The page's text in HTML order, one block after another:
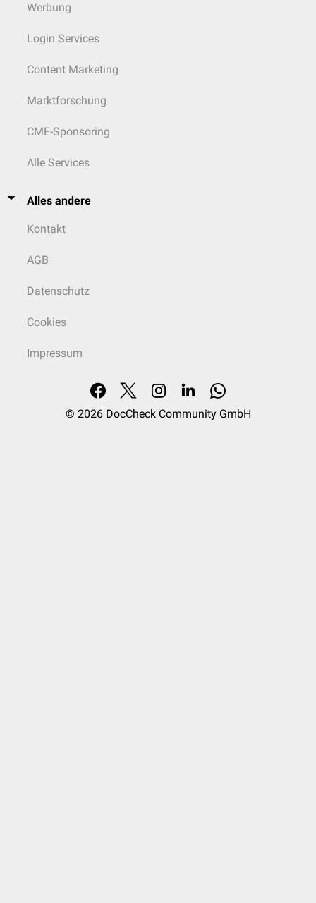
Werbung
Login Services
Content Marketing
Marktforschung
CME-Sponsoring
Alle Services
Alles andere
Kontakt
AGB
Datenschutz
Cookies
Impressum
© 2026 DocCheck Community GmbH